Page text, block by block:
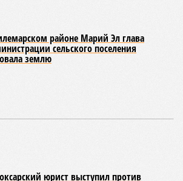
В ходе этих проверок у 20
возбудители инфекций –
были незамедлительно отстранены
обязанностей и направлены на
отметили, что оперативное
мер позволило избежать
инфекционных заболеваний
в оздоровительных
проводился лабораторный
и готовой продукции: из всех